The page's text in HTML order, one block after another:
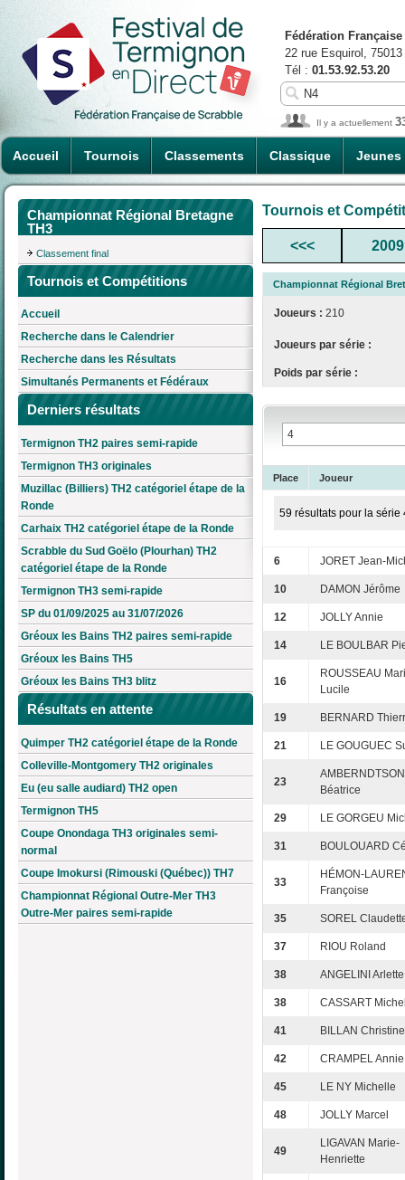
Accueil Tournois Classements Classique Jeunes
Fédération
22 rue Esquirol,
Tél : 01.53.92.53.20
Il y a actuellement
Championnat Régional Bretagne
TH3
Classement final
Tournois et Compétitions
Accueil
Recherche dans le Calendrier
Recherche dans les Résultats
Simultanés Permanents et Fédéraux
Derniers résultats
Termignon TH2 paires semi-rapide
Termignon TH3 originales
Muzillac (Billiers) TH2 catégoriel étape de la
Ronde
Carhaix TH2 catégoriel étape de la Ronde
Scrabble du Sud Goëlo (Plourhan) TH2
catégoriel étape de la Ronde
Termignon TH3 semi-rapide
SP du 01/09/2025 au 31/07/2026
Gréoux les Bains TH2 paires semi-rapide
Gréoux les Bains TH5
Gréoux les Bains TH3 blitz
Résultats en attente
Quimper TH2 catégoriel étape de la Ronde
Colleville-Montgomery TH2 originales
Eu (eu salle audiard) TH2 open
Termignon TH5
Coupe Onondaga TH3 originales semi-
normal
Coupe Imokursi (Rimouski (Québec)) TH7
Championnat Régional Outre-Mer TH3
Outre-Mer paires semi-rapide
Tournois et
<<< 2009
Championnat Régional
Joueurs : 210
Joueurs par série :
Poids par série :
Place Joueur
59 résultats pour la série
6 JORET Jean-
10 DAMON Jérôme
12 JOLLY Annie
14 LE BOULBAR
16
ROUSSEAU
Lucile
19 BERNARD
21 LE GOUGUEC
23
AMBERNDTSON
Béatrice
29 LE GORGEU
31 BOULOUARD
33
HÉMON-
Françoise
35 SOREL
37 RIOU Roland
38 ANGELINI Arlette
38 CASSART
41 BILLAN Christine
42 CRAMPEL Annie
45 LE NY Michelle
48 JOLLY Marcel
49
LIGAVAN Marie-
Henriette